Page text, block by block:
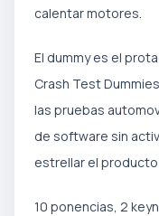
calentar motores.
El dummy es el
Crash Test
las pruebas
de software sin
estrellar el producto
10 ponencias, 2